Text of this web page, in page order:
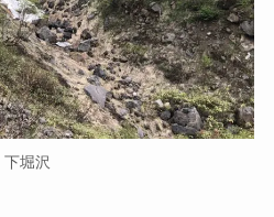
下堀沢